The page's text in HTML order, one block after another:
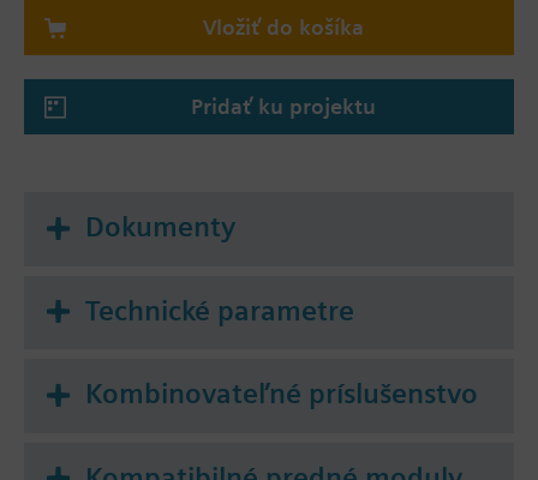
Vložiť do košíka
Pridať ku projektu
Dokumenty
Technické parametre
Kombinovateľné príslušenstvo